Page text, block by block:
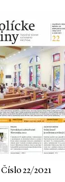
Číslo 22/2021